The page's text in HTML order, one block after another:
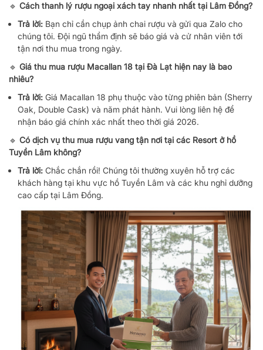
🔹 Cách thanh lý rượu ngoại xách tay nhanh nhất tại Lâm Đồng?
Trả lời: Bạn chỉ cần chụp ảnh chai rượu và gửi qua Zalo cho
chúng tôi. Đội ngũ thẩm định sẽ báo giá và cử nhân viên tới
tận nơi thu mua trong ngày.
🔹 Giá thu mua rượu Macallan 18 tại Đà Lạt hiện nay là bao
nhiêu?
Trả lời: Giá Macallan 18 phụ thuộc vào từng phiên bản (Sherry
Oak, Double Cask) và năm phát hành. Vui lòng liên hệ để
nhận báo giá chính xác nhất theo thời giá 2026.
🔹 Có dịch vụ thu mua rượu vang tận nơi tại các Resort ở hồ
Tuyền Lâm không?
Trả lời: Chắc chắn rồi! Chúng tôi thường xuyên hỗ trợ các
khách hàng tại khu vực hồ Tuyền Lâm và các khu nghỉ dưỡng
cao cấp tại Lâm Đồng.